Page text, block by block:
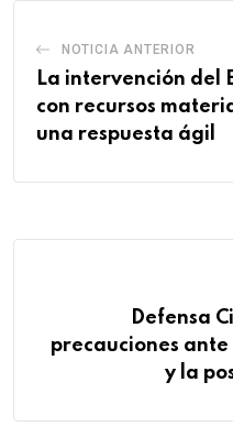
NOTICIA ANTERIOR
La intervención del
con recursos
una respuesta ágil
Defensa
precauciones
y la